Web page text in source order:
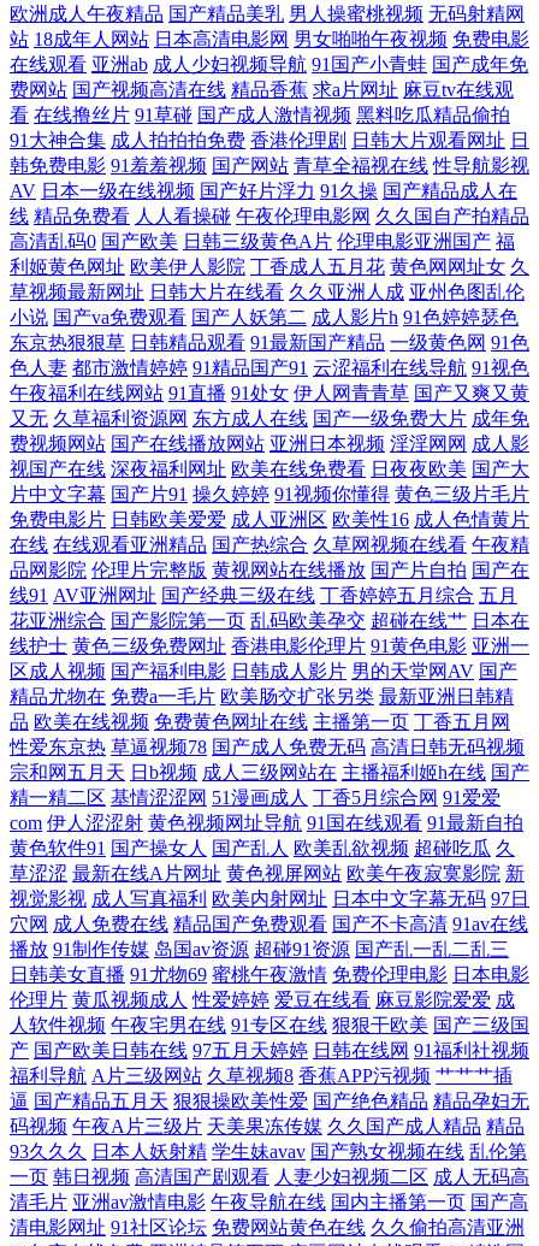
虎三级 日韩二级黄色 欧美无砖砖区 欧美精片91tv 黑人成人 福利影院在线
观看 99福利 伊人老司机大香蕉 久久av社区 久久尤物天堂 狠狠曰天天做
超碰熟妇 91社免费 伊人伊思7 三级日本黑人 蜜桃传媒吴梦梦 黄色三级AV
欧美超碰在线 欧美精品性爱 精品成人精品 成人在线视频看看 超碰人人噪
av影院首页 97干婷婷 伊人大香蕉人综合 日韩综合另类 内射无码一区日韩
欧美在线免费18 人人澡精品 香蕉短视频污 日韩操B 青青操久操视频 久热
精品 九九热自拍 福利社啪啪 AV男天堂 豆花网站免费观看 成人小视频网
站 超碰在线免费公开 91在线swag 亚洲五月天偷拍 日韩色图导航 人人爱av
老湿福利舍 国产第一页在线 国内最新肏屄精品 国产做受高潮豆麻 超碰人
人青青55 肏屄韩影院 超碰人家爱 肏屄社区电影 91茄子看片 亚洲乱轮小说
网站 日韩一页 伪娘网站黄色 午夜福利成人网站 日本高清色色 欧美成人午
夜剧场 欧美老色比 免费色网 韩国之操B 大香蕉超碰99 97人妻资源 操逼
123首页 超碰人妻日韩 91熟女首页 亚洲欧美日韩另类 亚洲色图另类图片
午夜寻花在线观看 九九国产精品视频 护士AV采精AV 东方成人AV无码 国
内久精品 韩国91短片 韩国操逼剧场 成人AV男人天堂 97CAO 91在线婷婷
超碰 影音先锋狼人干 天堂逼色 人妖毛片 日本黄色高清视频 足交视频在线
看 91妻激情 亚洲另类小说欧美 日韩午夜成人电影 91社在线视频 91男人视
频 亚洲另类小说网 午夜精品福利白浆 香蕉污视频下载 综合另类视频图 午
夜AV性 五月激情乱伦网 日韩A三级 内射内射网页 久久97 黑丝在线 第一
福利色导 变态av福利 a片免费视频网址 91在线资源站 足交在线播放 午夜
影院试验区 深夜福利影院 人妖黄色A片 欧美成人影 久草久热 国产深福利
欧洲成人午夜精品 国产精品美乳 男人操蜜桃视频 无码射精网
站 18成年人网站 日本高清电影网 男女啪啪午夜视频 免费电影
在线观看 亚洲ab 成人少妇视频导航 91国产小青蛙 国产成年免
费网站 国产视频高清在线 精品香蕉 求a片网址 麻豆tv在线观
看 在线撸丝片 91草碰 国产成人激情视频 黑料吃瓜精品偷拍
91大神合集 成人拍拍拍免费 香港伦理剧 日韩大片观看网址 日
韩免费电影 91羞羞视频 国产网站 青草全福视在线 性导航影视
AV 日本一级在线视频 国产好片浮力 91久操 国产精品成人在
线 精品免费看 人人看操碰 午夜伦理电影网 久久国自产拍精品
高清乱码0 国产欧美 日韩三级黄色A片 伦理电影亚洲国产 福
利姬黄色网址 欧美伊人影院 丁香成人五月花 黄色网网址女 久
草视频最新网址 日韩大片在线看 久久亚洲人成 亚州色图乱伦
小说 国产va免费观看 国产人妖第二 成人影片h 91色婷婷瑟色
东京热狠狠草 日韩精品观看 91最新国产精品 一级黄色网 91色
色人妻 都市激情婷婷 91精品国产91 云涩福利在线导航 91视色
午夜福利在线网站 91直播 91处女 伊人网青青草 国产又爽又黄
又无 久草福利资源网 东方成人在线 国产一级免费大片 成年免
费视频网站 国产在线播放网站 亚洲日本视频 淫淫网网 成人影
视国产在线 深夜福利网址 欧美在线免费看 日夜夜欧美 国产大
片中文字幕 国产片91 操久婷婷 91视频你懂得 黄色三级片毛片
免费电影片 日韩欧美爱爱 成人亚洲区 欧美性16 成人色情黄片
在线 在线观看亚洲精品 国产热综合 久草网视频在线看 午夜精
品网影院 伦理片完整版 黄视网站在线播放 国产片自拍 国产在
线91 AV亚洲网址 国产经典三级在线 丁香婷婷五月综合 五月
花亚洲综合 国产影院第一页 乱码欧美孕交 超碰在线艹 日本在
线护士 黄色三级免费网址 香港电影伦理片 91黄色电影 亚洲一
区成人视频 国产福利电影 日韩成人影片 男的天堂网AV 国产
精品尤物在 免费a一毛片 欧美肠交扩张另类 最新亚洲日韩精
品 欧美在线视频 免费黄色网址在线 主播第一页 丁香五月网
性爱东京热 草逼视频78 国产成人免费无码 高清日韩无码视频
宗和网五月天 日b视频 成人三级网站在 主播福利姬h在线 国产
精一精二区 基情涩涩网 51漫画成人 丁香5月综合网 91爱爱
com 伊人涩涩射 黄色视频网址导航 91国在线观看 91最新自拍
黄色软件91 国产操女人 国产乱人 欧美乱欲视频 超碰吃瓜 久
草涩涩 最新在线A片网址 黄色视屏网站 欧美午夜寂寞影院 新
视觉影视 成人写真福利 欧美内射网址 日本中文字幕无码 97日
穴网 成人免费在线 精品国产免费观看 国产不卡高清 91av在线
播放 91制作传媒 岛国av资源 超碰91资源 国产乱一乱二乱三
日韩美女直播 91尤物69 蜜桃午夜激情 免费伦理电影 日本电影
伦理片 黄瓜视频成人 性爱婷婷 爱豆在线看 麻豆影院爱爱 成
人软件视频 午夜宅男在线 91专区在线 狠狠干欧美 国产三级国
产 国产欧美日韩在线 97五月天婷婷 日韩在线网 91福利社视频
福利导航 A片三级网站 久草视频8 香蕉APP污视频 艹艹艹插
逼 国产精品五月天 狠狠操欧美性爱 国产绝色精品 精品孕妇无
码视频 午夜A片三级片 天美果冻传媒 久久国产成人精品 精品
93久久久
日本人妖射精 学生妹avav 国产熟女视频在线 乱伦第
一页 韩日视频 高清国产剧观看 人妻少妇视频二区 成人无码高
清毛片 亚洲av激情电影 午夜导航在线 国内主播第一页 国产高
清电影网址 91社区论坛 免费网站黄色在线 久久偷拍高清亚洲